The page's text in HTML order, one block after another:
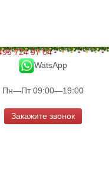
724 97 04
WatsApp
Пн—Пт 09:00—19:00
Закажите звонок